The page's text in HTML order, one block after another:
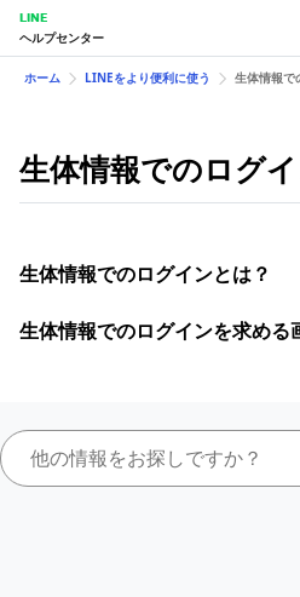
LINE
ヘルプセンター
ホーム LINEをより便利に使う 生体情報で
生体情報でのログ
生体情報でのログインとは？
生体情報でのログインを求める